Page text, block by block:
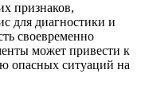
признаков,
для диагностики и
своевременно
может привести к
опасных ситуаций на